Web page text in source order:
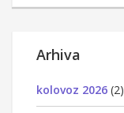
Arhiva
kolovoz 2026 (2)